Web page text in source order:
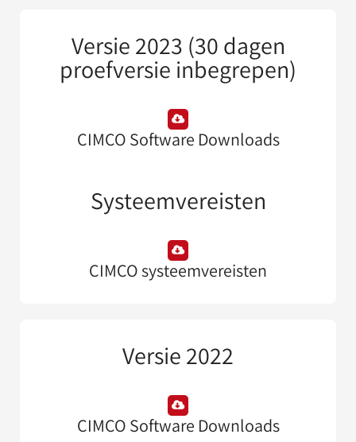
Versie 2023 (30 dagen
proefversie inbegrepen)
CIMCO Software Downloads
Systeemvereisten
CIMCO systeemvereisten
Versie 2022
CIMCO Software Downloads